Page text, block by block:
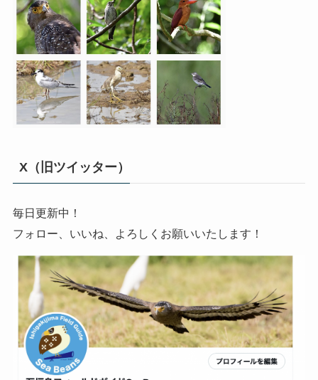
X（旧ツイッター）
毎日更新中！
フォロー、いいね、よろしくお願いいたします！